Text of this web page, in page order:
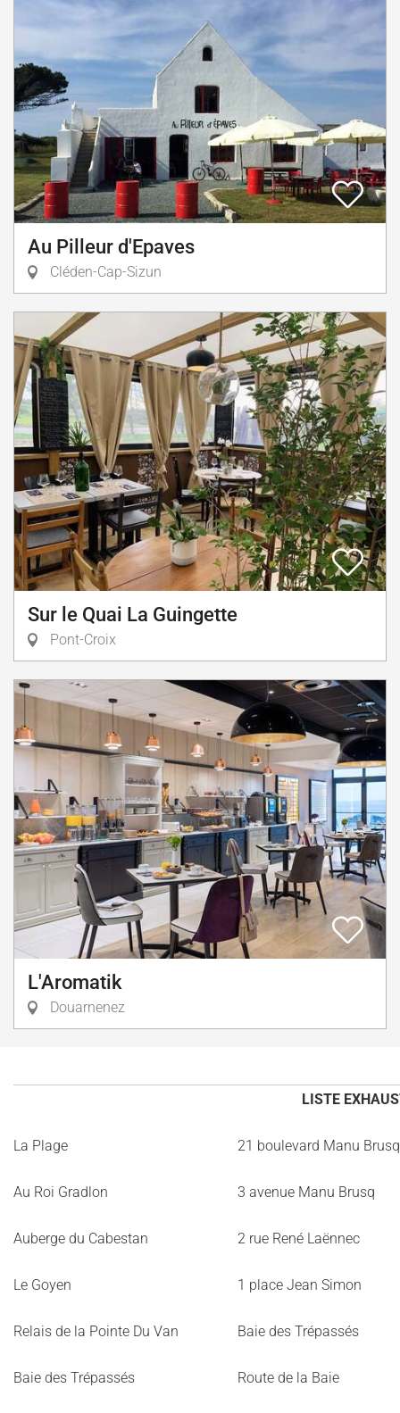
Au Pilleur d'Epaves
Cléden-Cap-Sizun
Sur le Quai La Guingette
Pont-Croix
L'Aromatik
Douarnenez
LISTE
La Plage 21 boulevard Manu Brusq
Au Roi Gradlon 3 avenue Manu Brusq
Auberge du Cabestan 2 rue René Laënnec
Le Goyen 1 place Jean Simon
Relais de la Pointe Du Van Baie des Trépassés
Baie des Trépassés Route de la Baie